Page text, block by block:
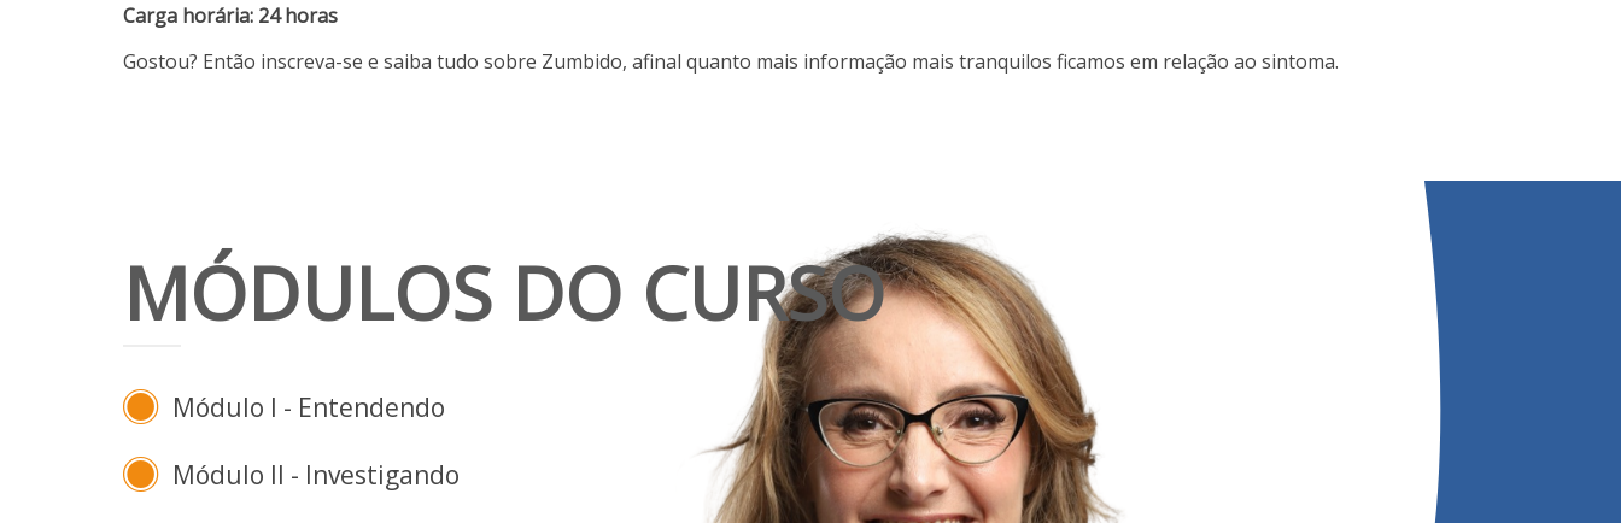
Carga horária: 24 horas
Gostou? Então inscreva-se e saiba tudo sobre Zumbido, afinal quanto mais informação mais tranquilos ficamos em relação ao sintoma.
MÓDULOS DO CURSO
Módulo I - Entendendo
Módulo II - Investigando